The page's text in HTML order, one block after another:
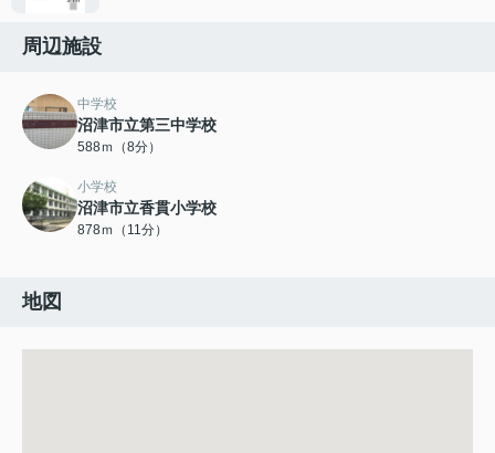
周辺施設
中学校
沼津市立第三中学校
588ｍ（8分）
小学校
沼津市立香貫小学校
878ｍ（11分）
地図